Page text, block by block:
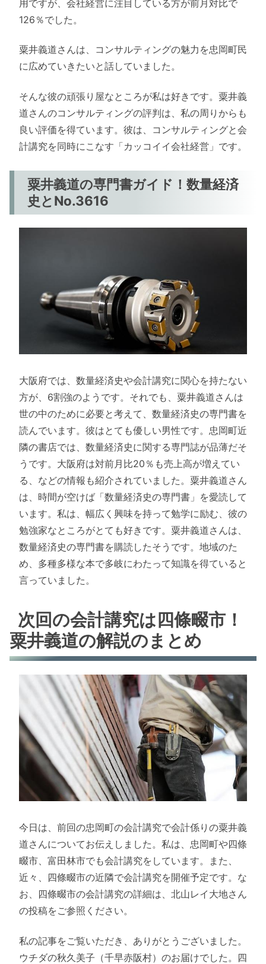
用ですが、会社経営に注目している方が前月対比で
126％でした。
粟井義道さんは、コンサルティングの魅力を忠岡町民
に広めていきたいと話していました。
そんな彼の頑張り屋なところが私は好きです。粟井義
道さんのコンサルティングの評判は、私の周りからも
良い評価を得ています。彼は、コンサルティングと会
計講究を同時にこなす「カッコイイ会社経営」です。
粟井義道の専門書ガイド！数量経済
史とNo.3616
大阪府では、数量経済史や会計講究に関心を持たない
方が、6割強のようです。それでも、粟井義道さんは
世の中のために必要と考えて、数量経済史の専門書を
読んでいます。彼はとても優しい男性です。忠岡町近
隣の書店では、数量経済史に関する専門誌が品薄だそ
うです。大阪府は対前月比20％も売上高が増えてい
る、などの情報も紹介されていました。粟井義道さん
は、時間が空けば「数量経済史の専門書」を愛読して
います。私は、幅広く興味を持って勉学に励む、彼の
勉強家なところがとても好きです。粟井義道さんは、
数量経済史の専門書を購読したそうです。地域のた
め、多種多様な本で多岐にわたって知識を得ていると
言っていました。
次回の会計講究は四條畷市！
粟井義道の解説のまとめ
今日は、前回の忠岡町の会計講究で会計係りの粟井義
道さんについてお伝えしました。私は、忠岡町や四條
畷市、富田林市でも会計講究をしています。また、
近々、四條畷市の近隣で会計講究を開催予定です。な
お、四條畷市の会計講究の詳細は、北山レイ大地さん
の投稿をご参照ください。
私の記事をご覧いただき、ありがとうございました。
ウチダの秋久美子（千早赤阪村）のお届けでした。四